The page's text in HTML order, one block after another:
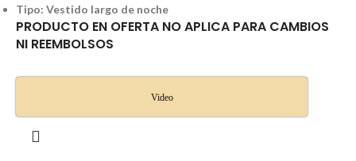
Tipo: Vestido largo de noche
PRODUCTO EN OFERTA NO APLICA PARA CAMBIOS
NI REEMBOLSOS
Video